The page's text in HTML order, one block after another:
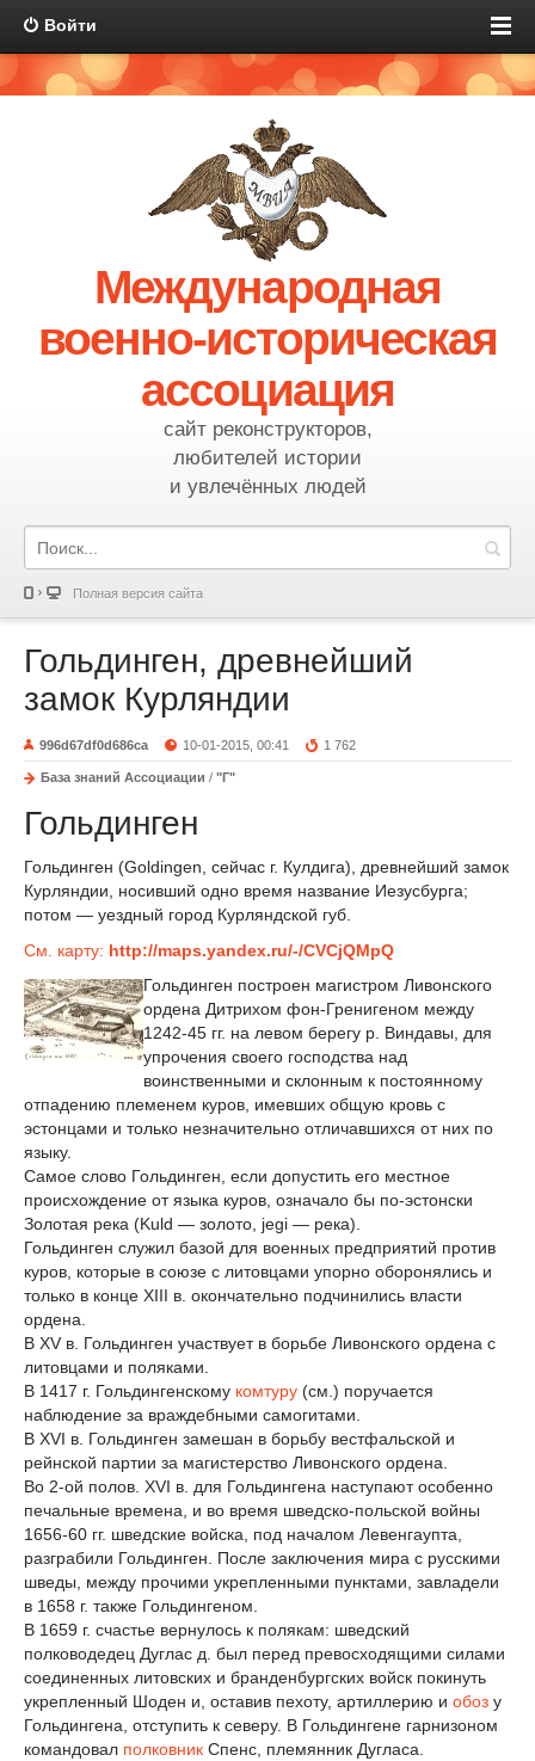
Войти
Международная
военно-историческая
ассоциация
сайт реконструкторов,
любителей истории
и увлечённых людей
Полная версия сайта
Гольдинген, древнейший
замок Курляндии
996d67df0d686ca 10-01-2015, 00:41 1 762
База знаний Ассоциации / "Г"
Гольдинген
Гольдинген (Goldingen, сейчас г. Кулдига), древнейший замок
Курляндии, носивший одно время название Иезусбурга;
потом — уездный город Курляндской губ.
См. карту: http://maps.yandex.ru/-/CVCjQMpQ
Гольдинген построен магистром Ливонского
ордена Дитрихом фон-Гренигеном между
1242-45 гг. на левом берегу р. Виндавы, для
упрочения своего господства над
воинственными и склонным к постоянному
отпадению племенем куров, имевших общую кровь с
эстонцами и только незначительно отличавшихся от них по
языку.
Самое слово Гольдинген, если допустить его местное
происхождение от языка куров, означало бы по-эстонски
Золотая река (Kuld — золото, jegi — река).
Гольдинген служил базой для военных предприятий против
куров, которые в союзе с литовцами упорно оборонялись и
только в конце XIII в. окончательно подчинились власти
ордена.
В XV в. Гольдинген участвует в борьбе Ливонского ордена с
литовцами и поляками.
В 1417 г. Гольдингенскому комтуру (см.) поручается
наблюдение за враждебными самогитами.
В XVI в. Гольдинген замешан в борьбу вестфальской и
рейнской партии за магистерство Ливонского ордена.
Во 2-ой полов. XVI в. для Гольдингена наступают особенно
печальные времена, и во время шведско-польской войны
1656-60 гг. шведские войска, под началом Левенгаупта,
разграбили Гольдинген. После заключения мира с русскими
шведы, между прочими укрепленными пунктами, завладели
в 1658 г. также Гольдингеном.
В 1659 г. счастье вернулось к полякам: шведский
полководедец Дуглас д. был перед превосходящими силами
соединенных литовских и бранденбургских войск покинуть
укрепленный Шоден и, оставив пехоту, артиллерию и обоз у
Гольдингена, отступить к северу. В Гольдингене гарнизоном
командовал полковник Спенс, племянник Дугласа.